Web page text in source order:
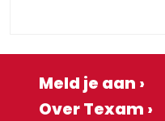
Meld je aan ›
Over Texam ›